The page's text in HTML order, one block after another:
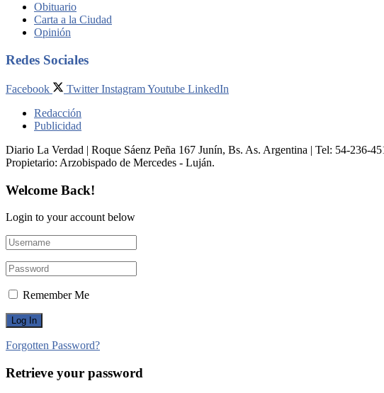
Obituario
Carta a la Ciudad
Opinión
Redes Sociales
Facebook Twitter InstagramYoutube LinkedIn
Redacción
Publicidad
Diario La Verdad | Roque Sáenz Peña 167 Junín, Bs. As. Argentina | Tel: 54-236-
Propietario:​ Arzobispado de Mercedes - Luján.
Welcome Back!
Login to your account below
Remember Me
Forgotten Password?
Retrieve your password